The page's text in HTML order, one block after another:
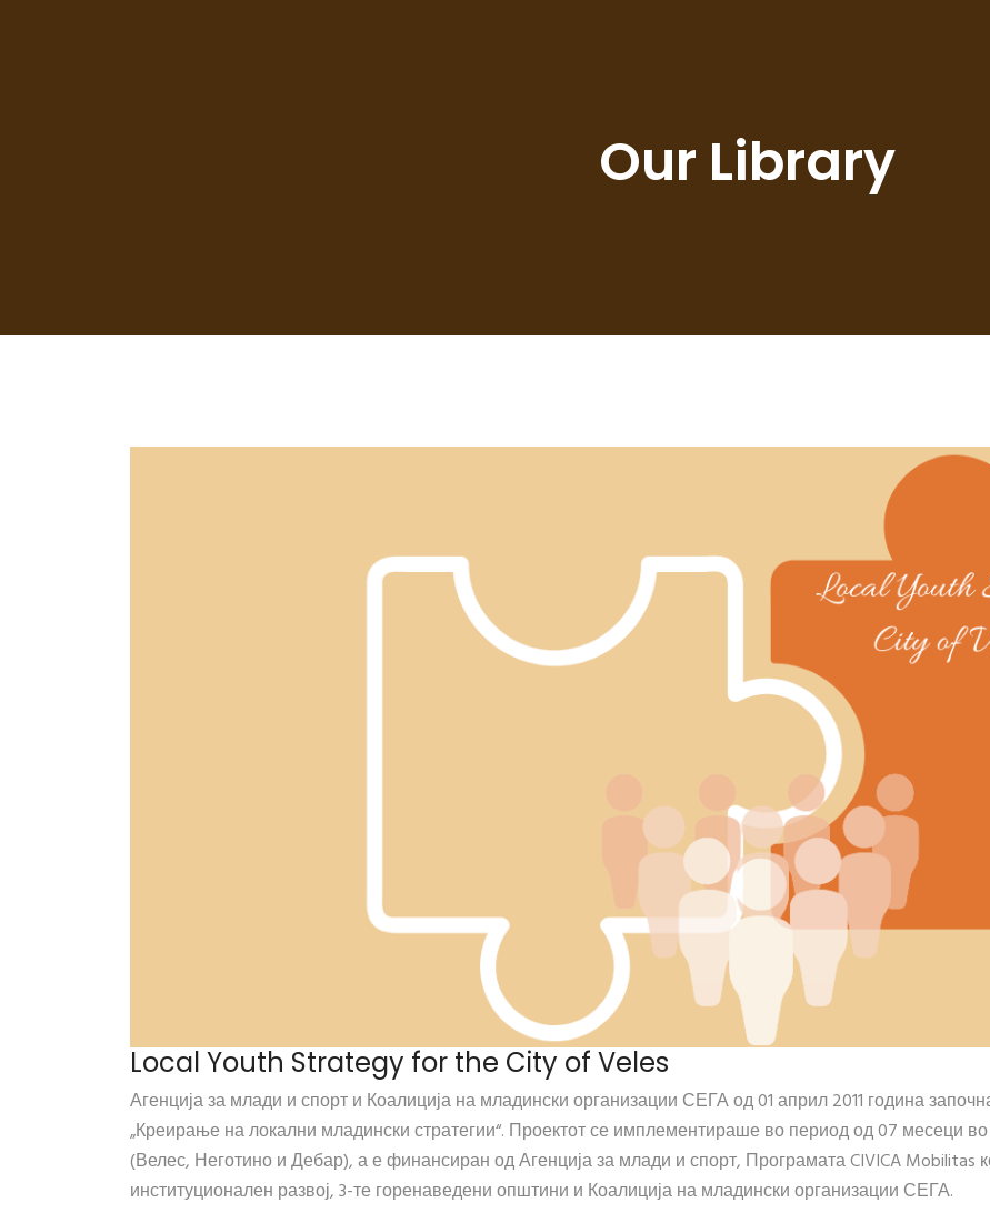
Our Library
Local Youth Strategy for the City of Veles
Агенција за млади и спорт и Коалиција на младински организации СЕГА од 01 април 2011 година
„Креирање на локални младински стратегии“. Проектот се имплементираше во период од 07 месеци
(Велес, Неготино и Дебар), а е финансиран од Агенција за млади и спорт, Програмата CIVICA Mobilitas
институционален развој, 3-те горенаведени општини и Коалиција на младински организации СЕГА.